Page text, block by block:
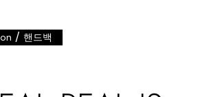
/ 핸드백